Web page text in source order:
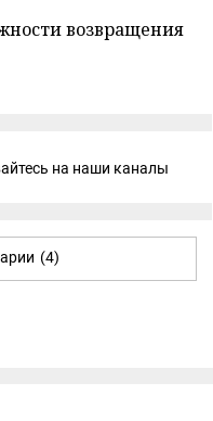
возвращения
на наши каналы
(4)